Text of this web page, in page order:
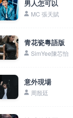
男人怎可以
MC 張天賦
青花瓷粵語版
SimYee陳芯怡
意外現場
周殷廷